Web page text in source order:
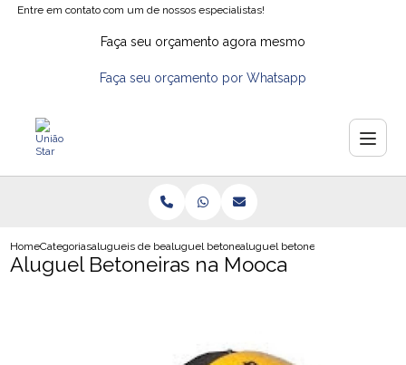
Entre em contato com um de nossos especialistas!
Faça seu orçamento agora mesmo
Faça seu orçamento por Whatsapp
HomeCategoriasalugueis de betoneirasaluguel betoneiraaluguel betoneiras na mooca
Aluguel Betoneiras na Mooca